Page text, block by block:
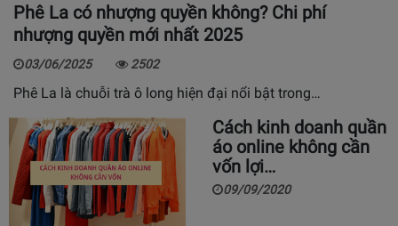
Phê La có nhượng quyền không? Chi phí
nhượng quyền mới nhất 2025
03/06/2025 2502
Phê La là chuỗi trà ô long hiện đại nổi bật trong…
Cách kinh doanh quần
áo online không cần
vốn lợi…
09/09/2020